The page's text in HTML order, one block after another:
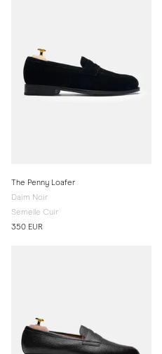
The Penny Loafer
Daim Noir
Semelle Cuir
350 EUR